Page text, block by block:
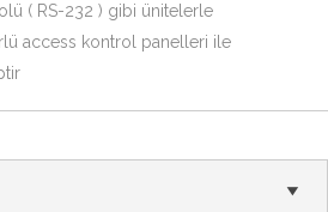
( RS-232 ) gibi ünitelerle
access kontrol panelleri ile